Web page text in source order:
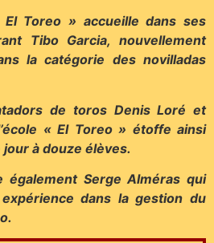
El Toreo » accueille dans ses
Tibo Garcia, nouvellement
la catégorie des novilladas
de toros Denis Loré et
« El Toreo » étoffe ainsi
à douze élèves.
également Serge Alméras qui
dans la gestion du